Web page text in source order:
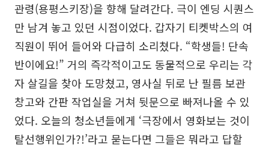
관령(용평스키장)을 향해 달려간다. 극이 엔딩 시퀀스
만 남겨 놓고 있던 시점이었다. 갑자기 티켓박스의 여
직원이 뛰어 들어와 다급히 소리쳤다. “학생들! 단속
반이에요!” 거의 즉각적이고도 동물적으로 우리는 각
자 살길을 찾아 도망쳤고, 영사실 뒤로 난 필름 보관
창고와 간판 작업실을 거쳐 뒷문으로 빠져나올 수 있
었다. 오늘의 청소년들에게 ‘극장에서 영화보는 것이
탈선행위인가?!’라고 묻는다면 그들은 뭐라고 답할